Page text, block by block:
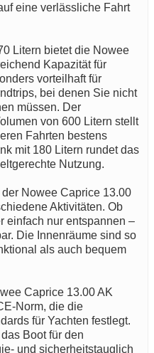
eine verlässliche Fahrt
Litern bietet die Nowee
Kapazität für
vorteilhaft für
bei denen Sie nicht
müssen. Der
von 600 Litern stellt
Fahrten bestens
mit 180 Litern rundet das
Nutzung.
Nowee Caprice 13.00
Aktivitäten. Ob
einfach nur entspannen –
Die Innenräume sind so
als auch bequem
Caprice 13.00 AK
Norm, die die
für Yachten festlegt.
Boot für den
und sicherheitstauglich